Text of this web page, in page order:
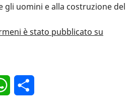
gli uomini e alla costruzione del
è stato pubblicato su
WhatsApp